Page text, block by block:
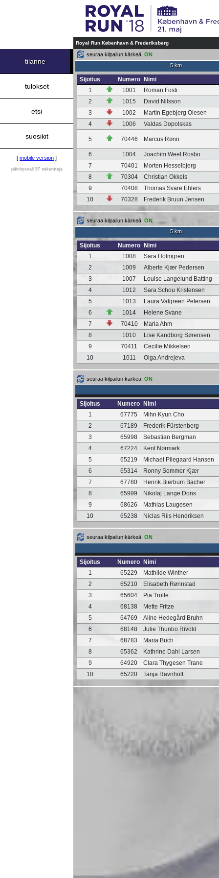
Royal Run København & Frederiksberg
tilanne
tulokset
etsi
suosikit
[ mobile version ]
päivitysväli 57 sekuntteja
seuraa kilpailun kärkeä: ON
5 km
Sijoitus Numero
Nimi
1
1001
Roman Fosti
2
1015
David Nilsson
3
1002
Martin Egebjerg Olesen
4
1006 Valdas Dopolskas
5 70446 Marcus Rønn
6 1004
Joachim Weel Rosbo
7
70401
Morten Hesselbjerg
8
70304
Christian Okkels
9
70408
Thomas Svare Ehlers
10
70328 Frederik Bruun Jensen
seuraa kilpailun kärkeä: ON
5 km
Sijoitus Numero
Nimi
1
1008
Sara Holmgren
2
1009
Alberte Kjær Pedersen
3
1007
Louise Langelund Batting
4
1012
Sara Schou Kristensen
5
1013
Laura Valgreen Petersen
6
1014
Helene Svane
7
70410
Maria Ahm
8
1010
Lise Kandborg Sørensen
9
70411
Cecilie Mikkelsen
10
1011 Olga Andrejeva
seuraa kilpailun kärkeä: ON
Sijoitus Numero
Nimi
1
67775
Mihn Kyun Cho
2
67189
Frederik Fürstenberg
3
65998
Sebastian Bergman
4
67224
Kent Nørmark
5
65219
Michael Pilegaard Hansen
6
65314
Ronny Sommer Kjær
7
67780
Henrik Bierbum Bacher
8
65999
Nikolaj Lange Dons
9
68626
Mathias Laugesen
10
65238 Niclas Riis Hendriksen
seuraa kilpailun kärkeä: ON
Sijoitus Numero
Nimi
1
65229
Mathilde Winther
2
65210
Elisabeth Rønnstad
3
65604
Pia Trolle
4
68138
Mette Fritze
5
64769
Aline Hedegård Bruhn
6
68148
Julie Thunbo Rivold
7
68783
Maria Buch
8
65362
Kathrine Dahl Larsen
9
64920
Clara Thygesen Trane
10
65220 Tanja Ravnholt